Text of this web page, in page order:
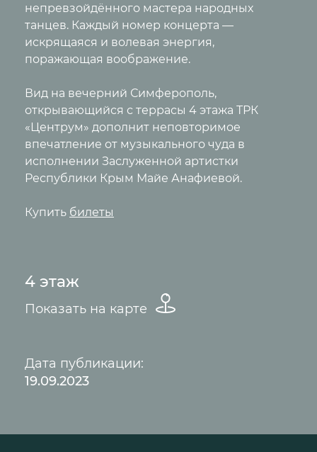
непревзойдённого мастера народных
танцев. Каждый номер концерта —
искрящаяся и волевая энергия,
поражающая воображение.
Вид на вечерний Симферополь,
открывающийся с террасы 4 этажа ТРК
«Центрум» дополнит неповторимое
впечатление от музыкального чуда в
исполнении Заслуженной артистки
Республики Крым Майе Анафиевой.
Купить билеты
4 этаж
Показать на карте
Дата публикации:
19.09.2023